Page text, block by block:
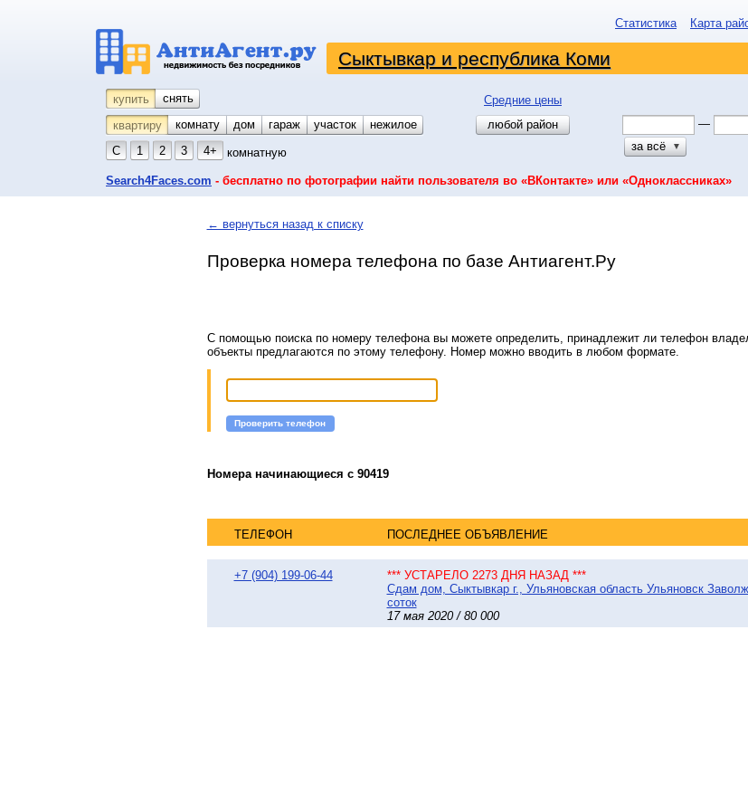
Статистика Карта
Сыктывкар и республика Коми
купить снять
Средние цены
квартиру
комнату койко-место
дом гараж участок
нежилое
С
1 2 3 4+ комнатную
любой район —
за всё
▼
Search4Faces.com - бесплатно по фотографии найти пользователя во «ВКонтакте» или «Одноклассниках»
← вернуться назад к списку
Проверка номера телефона по базе Антиагент.Ру
С помощью поиска по номеру телефона вы можете определить, принадлежит ли телефон
объекты предлагаются по этому телефону. Номер можно вводить в любом формате.
Проверить телефон
Номера начинающиеся с 90419
ТЕЛЕФОН ПОСЛЕДНЕЕ ОБЪЯВЛЕНИЕ
+7 (904) 199-06-44
*** УСТАРЕЛО 2273 ДНЯ НАЗАД ***
Сдам дом, Сыктывкар г., Ульяновская область Ульяновск
соток
17 мая 2020 / 80 000